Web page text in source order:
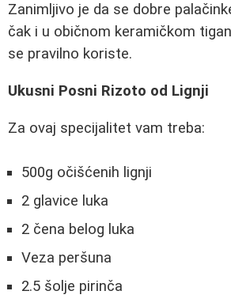
Zanimljivo je da se dobre
čak i u običnom keramičkom
se pravilno koriste.
Ukusni Posni Rizoto od Lignji
Za ovaj specijalitet vam treba:
500g očišćenih lignji
2 glavice luka
2 čena belog luka
Veza peršuna
2.5 šolje pirinča